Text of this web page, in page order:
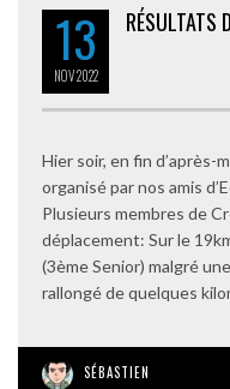
13
NOV2022
RÉSULTATS
Hier soir, en fin d’après-
organisé par nos amis
Plusieurs membres de
déplacement: Sur le
(3ème Senior) malgré
rallongé de quelques
SÉBASTIEN